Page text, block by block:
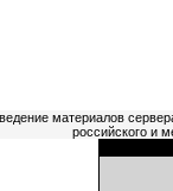
материалов
российского и